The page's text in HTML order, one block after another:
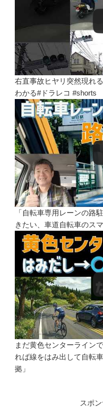
右直事故ヒヤリ突然現れ
わかる#ドラレコ #shorts
「自転車専用レーンの路
きたい、車道自転車のス
まだ黄色センターライン
れば線をはみ出して自転
拠」
スポ